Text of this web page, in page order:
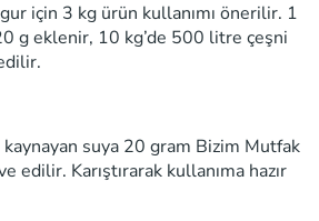
için 3 kg ürün kullanımı önerilir. 1
g eklenir, 10 kg’de 500 litre çeşni
suya 20 gram Bizim Mutfak
edilir. Karıştırarak kullanıma hazır